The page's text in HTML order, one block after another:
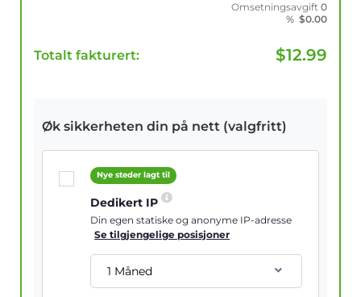
Omsetningsavgift 0
% $0.00
Totalt fakturert: $12.99
Øk sikkerheten din på nett (valgfritt)
Nye steder lagt til
Dedikert IP
Din egen statiske og anonyme IP-adresse
Se tilgjengelige posisjoner
1 Måned